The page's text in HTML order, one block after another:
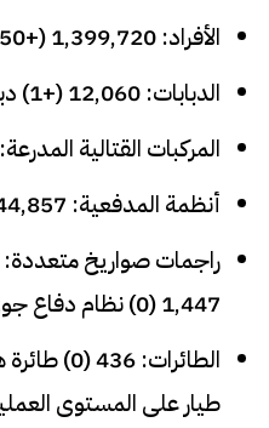
الأفراد: 1,399,720 (+1,350) قتيلًا
الدبابات: 12,060 (+1) دبابة
المركبات القتالية المدرعة: 24,835 (+12) مركبة قتالية
أنظمة المدفعية: 44,857 (+58) نظام مدفعية
1,447 (0) نظام دفاع جوي